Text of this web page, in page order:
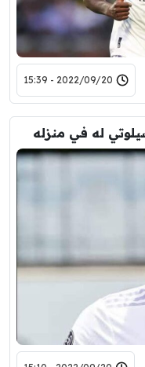
2022/09/20 - 15:39
له في منزله